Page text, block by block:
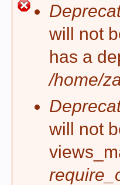
Error message
will not
has a
/home/
will not